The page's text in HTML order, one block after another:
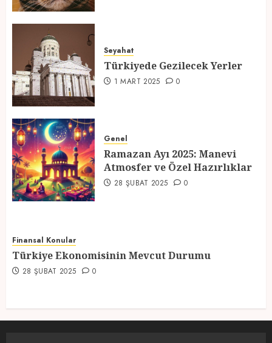
4
1 MART 2025
5
Atmosfer ve Özel Hazırlıklar
28 ŞUBAT 2025 0
Seyahat
Türkiyede Gezilecek Yerler
1 MART 2025 0
Genel
Ramazan Ayı 2025: Manevi
Atmosfer ve Özel Hazırlıklar
28 ŞUBAT 2025 0
Finansal Konular
Türkiye Ekonomisinin Mevcut Durumu
28 ŞUBAT 2025 0